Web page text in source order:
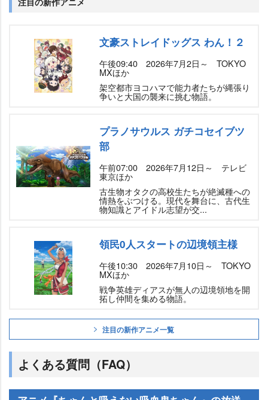
文豪ストレイドッグス わん！２
午後09:40 2026年7月2日～ TOKYO
MXほか
架空都市ヨコハマで能力者たちが縄張り
争いと大国の襲来に挑む物語。
プラノサウルス ガチコセイブツ
部
午前07:00 2026年7月12日～ テレビ
東京ほか
古生物オタクの高校生たちが絶滅種への
情熱をぶつける。現代を舞台に、古代生
物知識とアイドル志望が交...
領民0人スタートの辺境領主様
午後10:30 2026年7月10日～ TOKYO
MXほか
戦争英雄ディアスが無人の辺境領地を開
拓し仲間を集める物語。
注目の新作アニメ一覧
よくある質問（FAQ）